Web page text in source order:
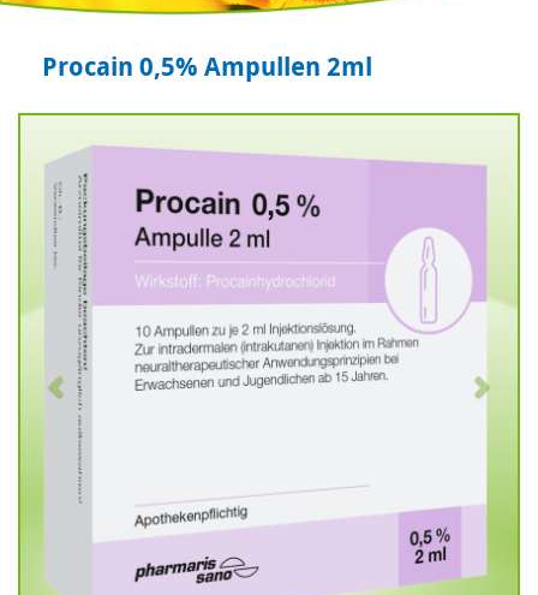
Procain 0,5% Ampullen 2ml